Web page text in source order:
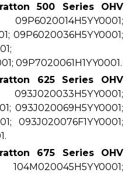
500 Series OHV
09P6020036H5YY0001;
09P7020061H1YY0001.
625 Series OHV
093J020069H5YY0001;
093J020076F1YY0001;
675 Series OHV